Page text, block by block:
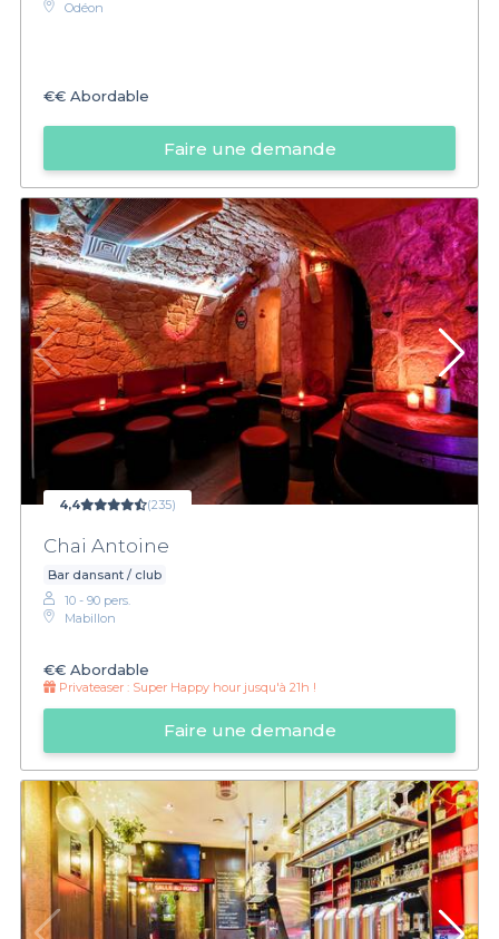
Odéon
€€ Abordable
Faire une demande
4,4 (235)
Chai Antoine
Bar dansant / club
10 - 90 pers.
Mabillon
€€ Abordable
Privateaser : Super Happy hour jusqu'à 21h !
Faire une demande